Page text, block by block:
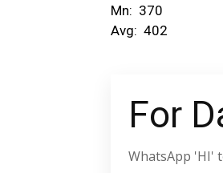
Mn: ₹ 370
Avg: ₹ 402
For
WhatsApp 'HI'